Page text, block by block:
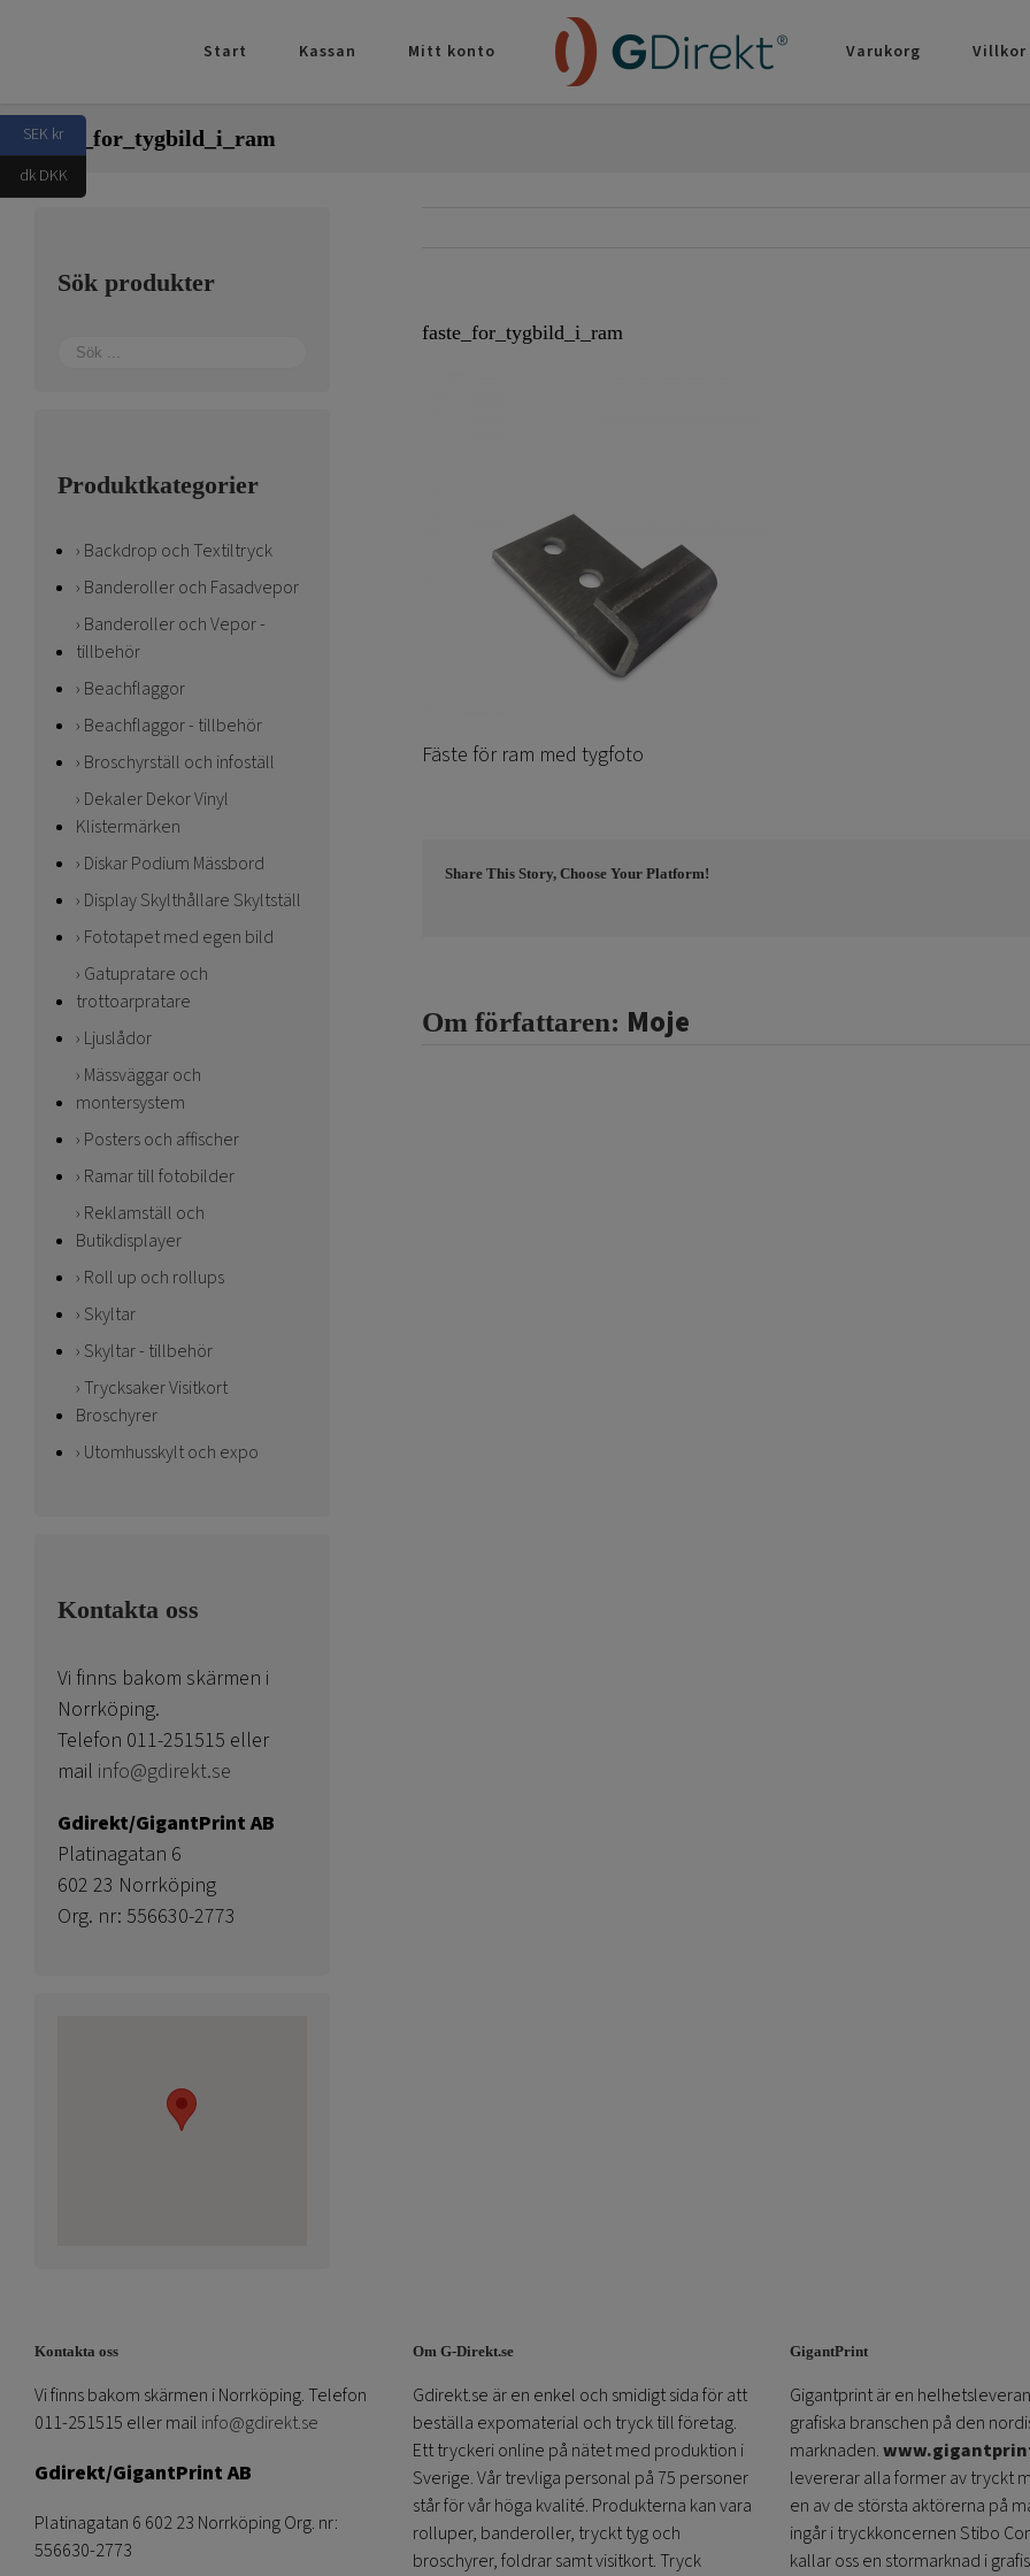
Start Kassan Mitt konto Varukorg Villkor
faste_for_tygbild_i_ram
faste_for_tygbild_i_ram
Fäste för ram med tygfoto
Share This Story, Choose Your Platform!
Om författaren: Moje
Sök produkter
Produktkategorier
Backdrop och Textiltryck
Banderoller och Fasadvepor
Banderoller och Vepor -
tillbehör
Beachflaggor
Beachflaggor - tillbehör
Broschyrställ och infoställ
Dekaler Dekor Vinyl
Klistermärken
Diskar Podium Mässbord
Display Skylthållare Skyltställ
Fototapet med egen bild
Gatupratare och
trottoarpratare
Ljuslådor
Mässväggar och
montersystem
Posters och affischer
Ramar till fotobilder
Reklamställ och
Butikdisplayer
Roll up och rollups
Skyltar
Skyltar - tillbehör
Trycksaker Visitkort
Broschyrer
Utomhusskylt och expo
Kontakta oss
Vi finns bakom skärmen i
Norrköping.
Telefon 011-251515 eller
mail info@gdirekt.se
Gdirekt/GigantPrint AB
Platinagatan 6
602 23 Norrköping
Org. nr: 556630-2773
Kontakta oss
Vi finns bakom skärmen i Norrköping. Telefon
011-251515 eller mail info@gdirekt.se
Gdirekt/GigantPrint AB
Platinagatan 6 602 23 Norrköping Org. nr:
556630-2773
Om G-Direkt.se
Gdirekt.se är en enkel och smidigt sida för att
beställa expomaterial och tryck till företag.
Ett tryckeri online på nätet med produktion i
Sverige. Vår trevliga personal på 75 personer
står för vår höga kvalité. Produkterna kan vara
rolluper, banderoller, tryckt tyg och
broschyrer, foldrar samt visitkort. Tryck
GigantPrint
Gigantprint är en
grafiska branschen på den
marknaden.
levererar alla former av tryckt
en av de största aktörerna på
ingår i tryckkoncernen Stibo
kallar oss en stormarknad i
SEK kr
dk DKK